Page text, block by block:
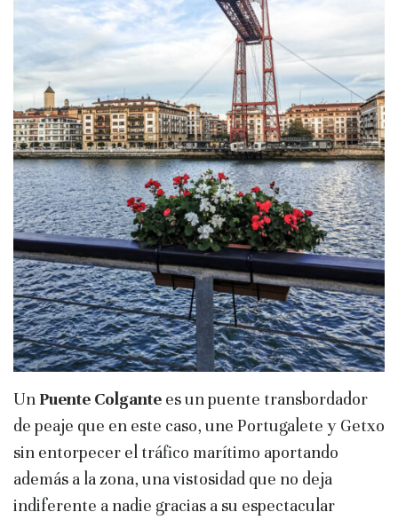
Un Puente Colgante es un puente transbordador
de peaje que en este caso, une Portugalete y Getxo
sin entorpecer el tráfico marítimo aportando
además a la zona, una vistosidad que no deja
indiferente a nadie gracias a su espectacular